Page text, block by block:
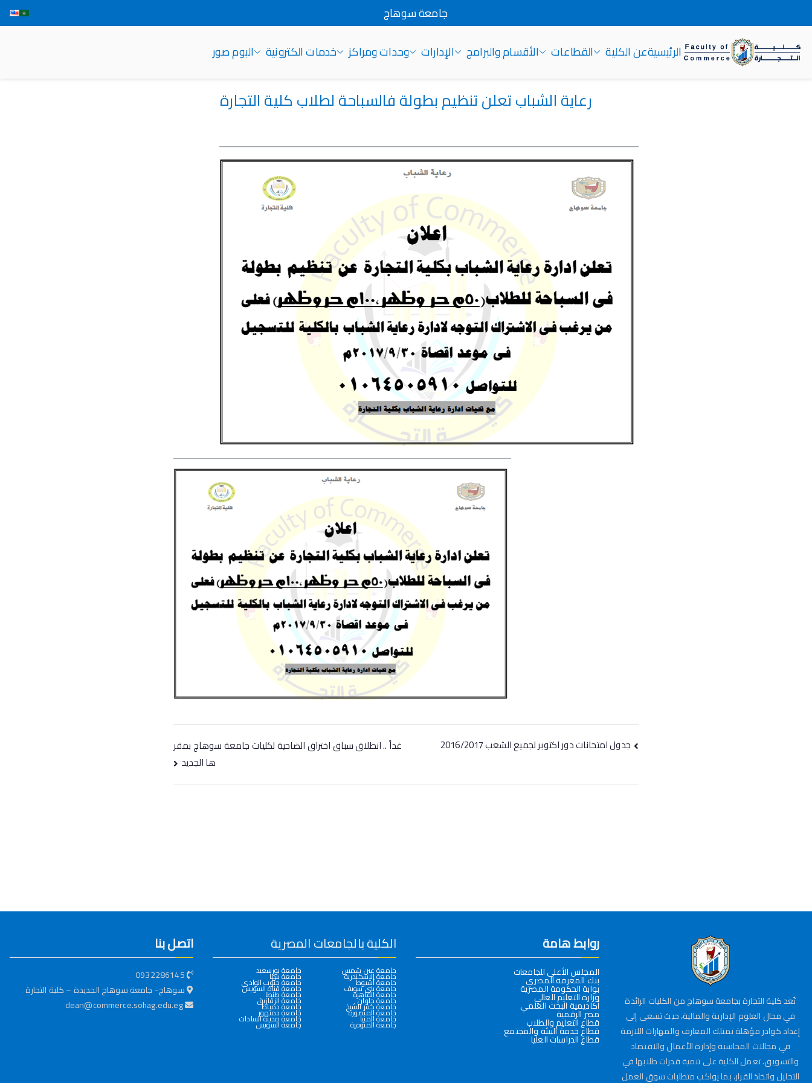
جامعة سوهاج
الرئيسيةعن الكلية القطاعات الأقسام والبرامج الإدارات وحدات ومراكز خدمات الكترونية البوم صور
رعاية الشباب تعلن تنظيم بطولة فالسباحة لطلاب كلية التجارة
جدول امتحانات دور اكتوبر لجميع الشعب 2016/2017
غداً .. انطلاق سباق اختراق الضاحية لكليات جامعة سوهاج بمقر
ها الجديد
تُعد كلية التجارة بجامعة سوهاج من الكليات الرائدة
في مجال العلوم الإدارية والمالية، حيث تسعى إلى
إعداد كوادر مؤهلة تمتلك المعارف والمهارات اللازمة
في مجالات المحاسبة وإدارة الأعمال والاقتصاد
والتسويق. تعمل الكلية على تنمية قدرات طلابها في
التحليل واتخاذ القرار، بما يواكب متطلبات سوق العمل
روابط هامة
المجلس الأعلى للجامعات
بنك المعرفة المصري
بوابة الحكومة المصرية
وزارة التعليم العالي
أكاديمية البحث العلمي
مصر الرقمية
قطاع التعليم والطلاب
قطاع خدمة البيئة والمجتمع
قطاع الدراسات العليا
الكلية بالجامعات المصرية
جامعة عين شمس
جامعة الإسكندرية
جامعة أسيوط
جامعة بني سويف
جامعة القاهرة
جامعة حلوان
جامعة كفر الشيخ
جامعة المنصورة
جامعة المنيا
جامعة المنوفية
جامعة بورسعيد
جامعة بنها
جامعة جنوب الوادي
جامعة قناة السويس
جامعة طنطا
جامعة الزقازيق
جامعة دمياط
جامعة دمنهور
جامعة مدينة السادات
جامعة السويس
اتصل بنا
0932286145
سوهاج- جامعة سوهاج الجديدة – كلية التجارة
dean@commerce.sohag.edu.eg